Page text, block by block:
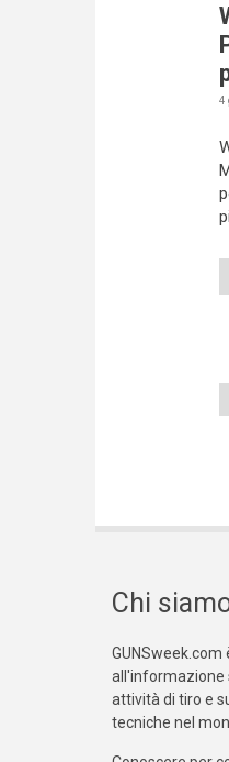
4
Chi
all'informazione
attività di tiro e
tecniche nel